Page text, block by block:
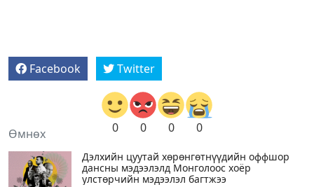
Facebook Twitter
0 0 0 0
Өмнөх
Дэлхийн цуутай хөрөнгөтнүүдийн оффшор
дансны мэдээлэлд Монголоос хоёр
улстөрчийн мэдээлэл багтжээ